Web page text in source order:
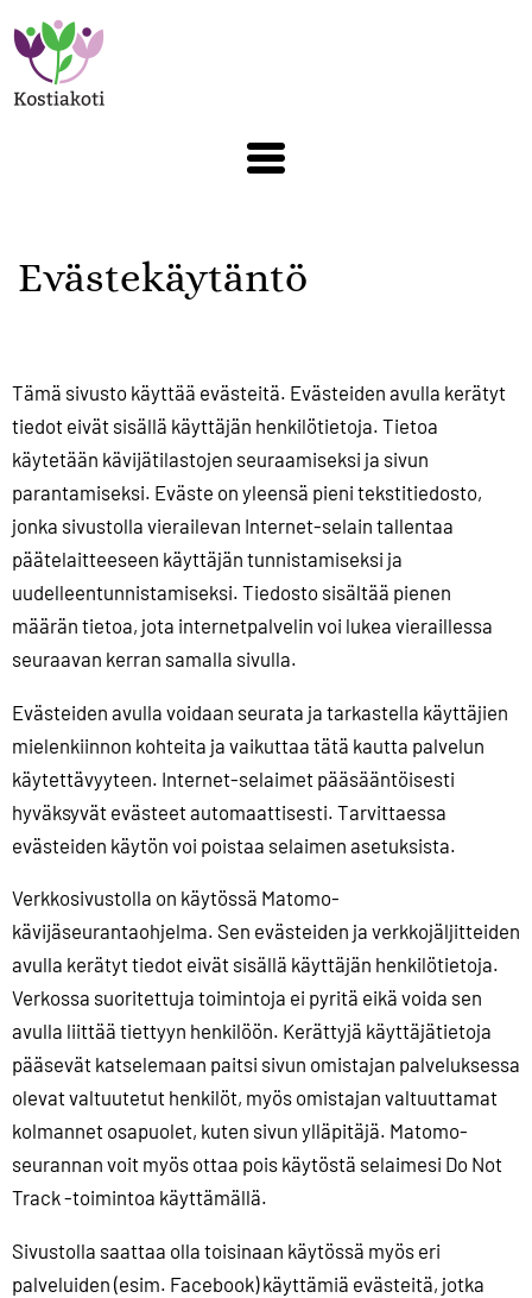
Hyppää
pääsisältöön
Evästekäytäntö
Tämä sivusto käyttää evästeitä. Evästeiden avulla kerätyt
tiedot eivät sisällä käyttäjän henkilötietoja. Tietoa
käytetään kävijätilastojen seuraamiseksi ja sivun
parantamiseksi. Eväste on yleensä pieni tekstitiedosto,
jonka sivustolla vierailevan Internet-selain tallentaa
päätelaitteeseen käyttäjän tunnistamiseksi ja
uudelleentunnistamiseksi. Tiedosto sisältää pienen
määrän tietoa, jota internetpalvelin voi lukea vieraillessa
seuraavan kerran samalla sivulla.
Evästeiden avulla voidaan seurata ja tarkastella käyttäjien
mielenkiinnon kohteita ja vaikuttaa tätä kautta palvelun
käytettävyyteen. Internet-selaimet pääsääntöisesti
hyväksyvät evästeet automaattisesti. Tarvittaessa
evästeiden käytön voi poistaa selaimen asetuksista.
Verkkosivustolla on käytössä Matomo-
kävijäseurantaohjelma. Sen evästeiden ja verkkojäljitteiden
avulla kerätyt tiedot eivät sisällä käyttäjän henkilötietoja.
Verkossa suoritettuja toimintoja ei pyritä eikä voida sen
avulla liittää tiettyyn henkilöön. Kerättyjä käyttäjätietoja
pääsevät katselemaan paitsi sivun omistajan palveluksessa
olevat valtuutetut henkilöt, myös omistajan valtuuttamat
kolmannet osapuolet, kuten sivun ylläpitäjä. Matomo-
seurannan voit myös ottaa pois käytöstä selaimesi Do Not
Track -toimintoa käyttämällä.
Sivustolla saattaa olla toisinaan käytössä myös eri
palveluiden (esim. Facebook) käyttämiä evästeitä, jotka